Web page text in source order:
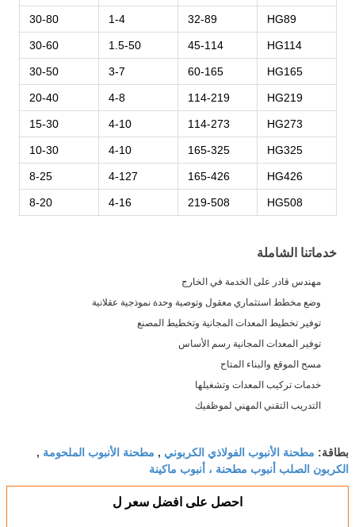
HG89
32-89
1-4
30-80
HG114
45-114
1.5-50
30-60
HG165
60-165
3-7
30-50
HG219
114-219
4-8
20-40
HG273
114-273
4-10
15-30
HG325
165-325
4-10
10-30
HG426
165-426
4-127
8-25
HG508
219-508
4-16
8-20
خدماتنا الشاملة
مهندس قادر على الخدمة في الخارج
وضع مخطط استثماري معقول وتوصية وحدة نموذجية عقلانية
توفير تخطيط المعدات المجانية وتخطيط المصنع
توفير المعدات المجانية رسم الأساس
مسح الموقع والبناء المتاح
خدمات تركيب المعدات وتشغيلها
التدريب التقني المهني لموظفيك
بطاقة: مطحنة الأنبوب الفولاذي الكربوني , مطحنة الأنبوب الملحومة ,
الكربون الصلب أنبوب مطحنة ، أنبوب ماكينة
احصل على افضل سعر ل